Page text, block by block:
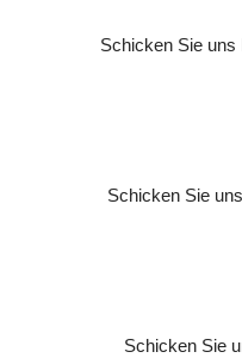
Schicken Sie uns
Schicken Sie
Schicken Sie